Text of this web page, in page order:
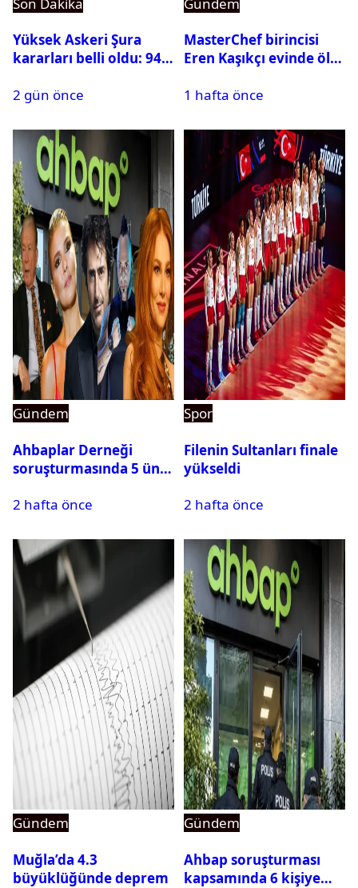
Yüksek Askeri Şura
kararları belli oldu: 94
2 gün önce
MasterChef birincisi
Eren Kaşıkçı evinde ölü
1 hafta önce
Gündem
Ahbaplar Derneği
soruşturmasında 5 ünlü
2 hafta önce
Spor
Filenin Sultanları finale
yükseldi
2 hafta önce
Gündem
Muğla’da 4.3
büyüklüğünde deprem
Gündem
Ahbap soruşturması
kapsamında 6 kişiye